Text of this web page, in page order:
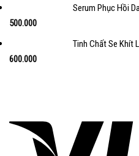
Serum Phục Hồi
500.000
Tinh Chất Se Khít
600.000